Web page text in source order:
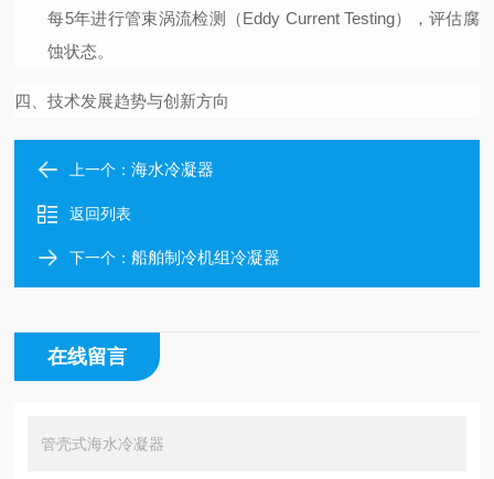
每5年进行管束涡流检测（Eddy Current Testing），评估腐
蚀状态。
四、技术发展趋势与创新方向
上一个：海水冷凝器
返回列表
下一个：船舶制冷机组冷凝器
在线留言